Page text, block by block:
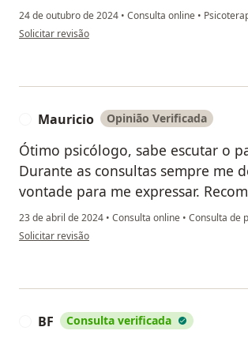
24 de outubro de 2024 • Consulta online •
na opinião do utilizador Elana
Solicitar revisão
Mauricio Opinião Verificada
Ótimo psicólogo, sabe escutar o
Durante as consultas sempre me
vontade para me expressar.
23 de abril de 2024 • Consulta online • Consulta de
na opinião do utilizador Mauricio
Solicitar revisão
BF Consulta verificada